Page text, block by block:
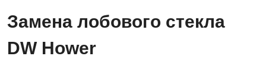
Замена лобового стекла
DW Hower